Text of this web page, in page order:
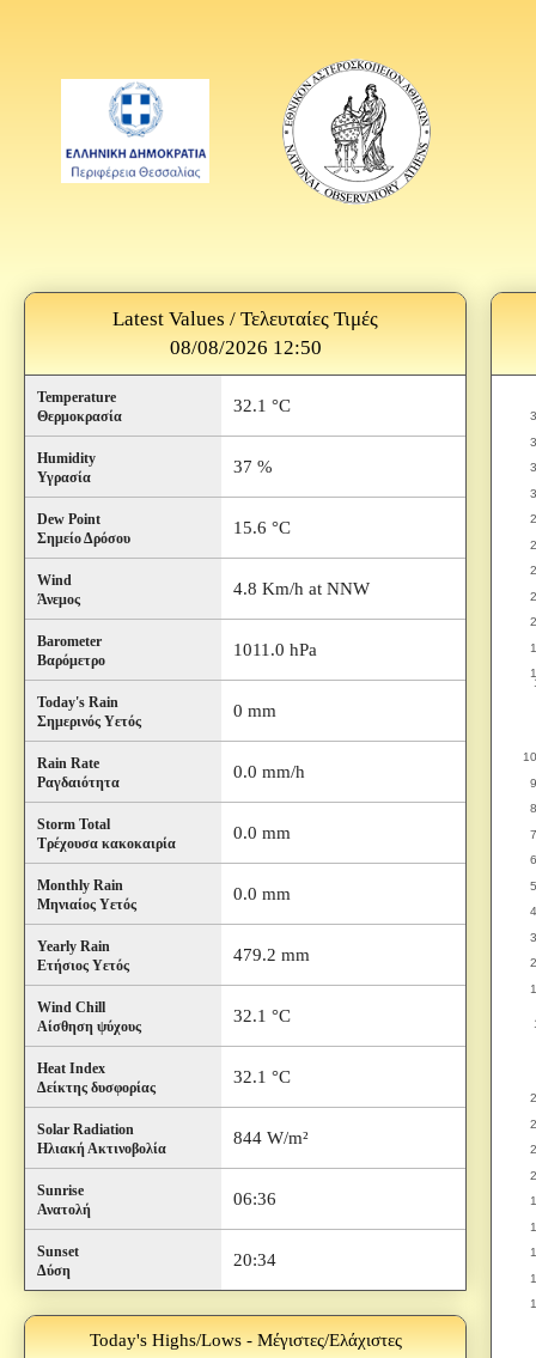
Latest Values / Τελευταίες Τιμές
08/08/2026 12:50
Temperature
Θερμοκρασία
32.1 °C
Humidity
Υγρασία
37 %
Dew Point
Σημείο Δρόσου
15.6 °C
Wind
Άνεμος
4.8 Km/h at NNW
Barometer
Βαρόμετρο
1011.0 hPa
Today's Rain
Σημερινός Υετός
0 mm
Rain Rate
Ραγδαιότητα
0.0 mm/h
Storm Total
Τρέχουσα κακοκαιρία
0.0 mm
Monthly Rain
Μηνιαίος Υετός
0.0 mm
Yearly Rain
Ετήσιος Υετός
479.2 mm
Wind Chill
Αίσθηση ψύχους
32.1 °C
Heat Index
Δείκτης δυσφορίας
32.1 °C
Solar Radiation
Ηλιακή Ακτινοβολία
844 W/m²
Sunrise
Ανατολή
06:36
Sunset
Δύση
20:34
Today's Highs/Lows - Μέγιστες/Ελάχιστες